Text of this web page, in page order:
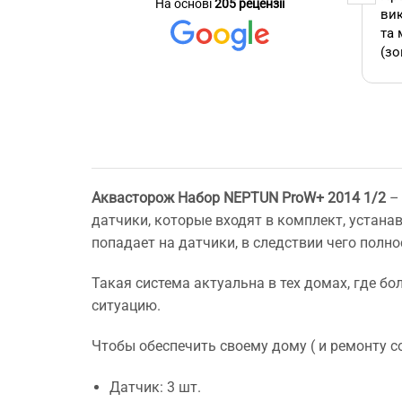
На основі205 рецензії
команда! Вчасно виконали
замовлення, бережно
ставились до техніки, дали
та
ще
Аквасторож Набор NEPTUN ProW+ 2014 1/2 –
датчики, которые входят в комплект,
попадает на датчики, в следствии чего
Такая система актуальна в тех домах, где
ситуацию.
Чтобы обеспечить своему дому ( и ремонту
Датчик: 3 шт.